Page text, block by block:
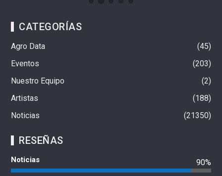
CATEGORÍAS
Agro Data
45
Eventos
203
Nuestro Equipo
2
Artistas
188
Noticias
21350
RESEÑAS
Noticias 90%